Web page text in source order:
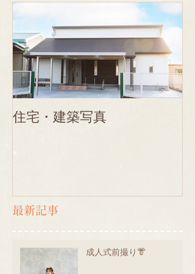
住宅・建築写真
最新記事
成人式前撮り👘